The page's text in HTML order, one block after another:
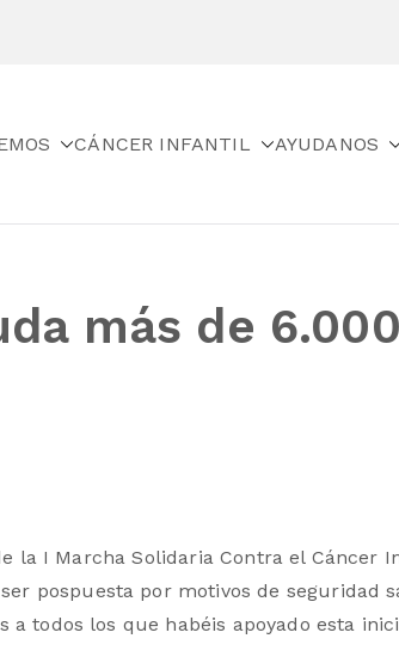
CÁNCER INFANTIL AYUDANOS
más de
la I Marcha Solidaria Contra el Cáncer
pospuesta por motivos de seguridad
a todos los que habéis apoyado esta